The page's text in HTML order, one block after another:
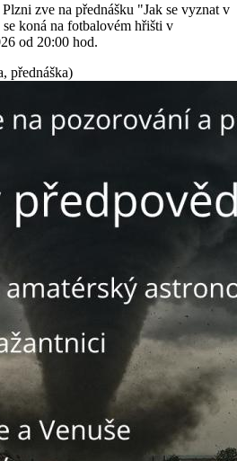
zve na přednášku "Jak se vyznat v
koná na fotbalovém hřišti v
od 20:00 hod.
přednáška)